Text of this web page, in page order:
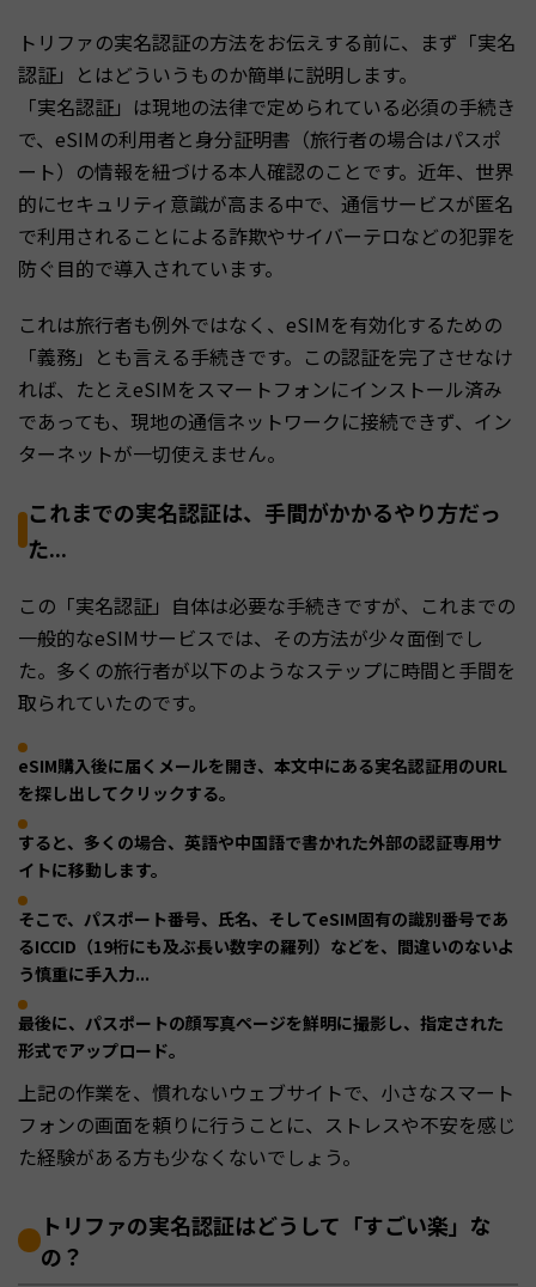
トリファの実名認証の方法をお伝えする前に、まず「実名
認証」とはどういうものか簡単に説明します。
「実名認証」は現地の法律で定められている必須の手続き
で、eSIMの利用者と身分証明書（旅行者の場合はパスポ
ート）の情報を紐づける本人確認のことです。近年、世界
的にセキュリティ意識が高まる中で、通信サービスが匿名
で利用されることによる詐欺やサイバーテロなどの犯罪を
防ぐ目的で導入されています。
これは旅行者も例外ではなく、eSIMを有効化するための
「義務」とも言える手続きです。この認証を完了させなけ
れば、たとえeSIMをスマートフォンにインストール済み
であっても、現地の通信ネットワークに接続できず、イン
ターネットが一切使えません。
これまでの実名認証は、手間がかかるやり方だっ
た...
この「実名認証」自体は必要な手続きですが、これまでの
一般的なeSIMサービスでは、その方法が少々面倒でし
た。多くの旅行者が以下のようなステップに時間と手間を
取られていたのです。
eSIM購入後に届くメールを開き、本文中にある実名認証用のURL
を探し出してクリックする。
すると、多くの場合、英語や中国語で書かれた外部の認証専用サ
イトに移動します。
そこで、パスポート番号、氏名、そしてeSIM固有の識別番号であ
るICCID（19桁にも及ぶ長い数字の羅列）などを、間違いのないよ
う慎重に手入力...
最後に、パスポートの顔写真ページを鮮明に撮影し、指定された
形式でアップロード。
上記の作業を、慣れないウェブサイトで、小さなスマート
フォンの画面を頼りに行うことに、ストレスや不安を感じ
た経験がある方も少なくないでしょう。
トリファの実名認証はどうして「すごい楽」な
の？